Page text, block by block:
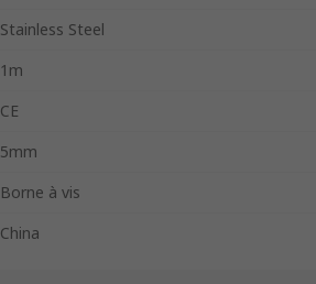
Stainless Steel
1m
CE
5mm
Borne à vis
China